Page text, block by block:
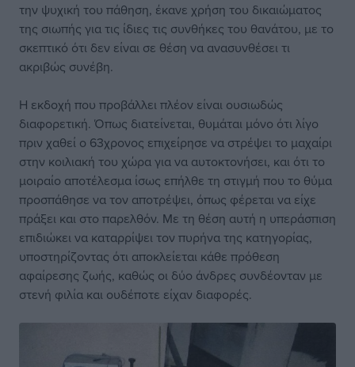
την ψυχική του πάθηση, έκανε χρήση του δικαιώματος
της σιωπής για τις ίδιες τις συνθήκες του θανάτου, με το
σκεπτικό ότι δεν είναι σε θέση να ανασυνθέσει τι
ακριβώς συνέβη.
Η εκδοχή που προβάλλει πλέον είναι ουσιωδώς
διαφορετική. Όπως διατείνεται, θυμάται μόνο ότι λίγο
πριν χαθεί ο 63χρονος επιχείρησε να στρέψει το μαχαίρι
στην κοιλιακή του χώρα για να αυτοκτονήσει, και ότι το
μοιραίο αποτέλεσμα ίσως επήλθε τη στιγμή που το θύμα
προσπάθησε να τον αποτρέψει, όπως φέρεται να είχε
πράξει και στο παρελθόν. Με τη θέση αυτή η υπεράσπιση
επιδιώκει να καταρρίψει τον πυρήνα της κατηγορίας,
υποστηρίζοντας ότι αποκλείεται κάθε πρόθεση
αφαίρεσης ζωής, καθώς οι δύο άνδρες συνδέονταν με
στενή φιλία και ουδέποτε είχαν διαφορές.